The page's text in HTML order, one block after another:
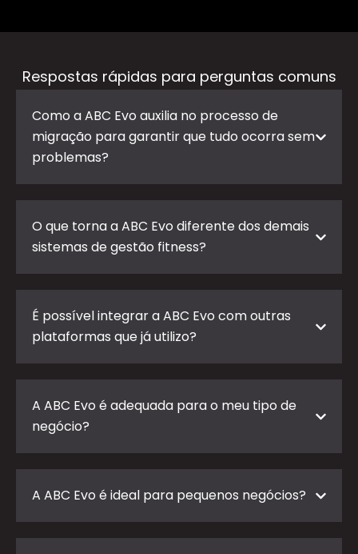
Respostas rápidas para perguntas comuns
Como a ABC Evo auxilia no processo de
migração para garantir que tudo ocorra sem
problemas?
O que torna a ABC Evo diferente dos demais
sistemas de gestão fitness?
É possível integrar a ABC Evo com outras
plataformas que já utilizo?
A ABC Evo é adequada para o meu tipo de
negócio?
A ABC Evo é ideal para pequenos negócios?